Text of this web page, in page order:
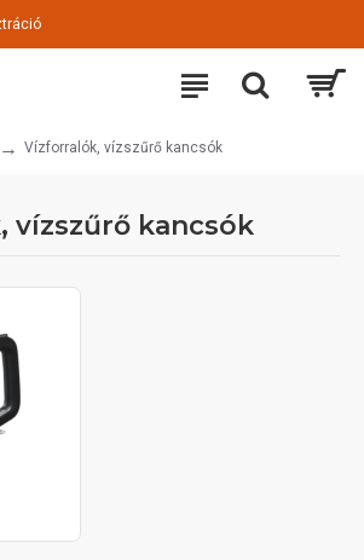
Vízforralók, vízszűrő kancsók
vízszűrő kancsók